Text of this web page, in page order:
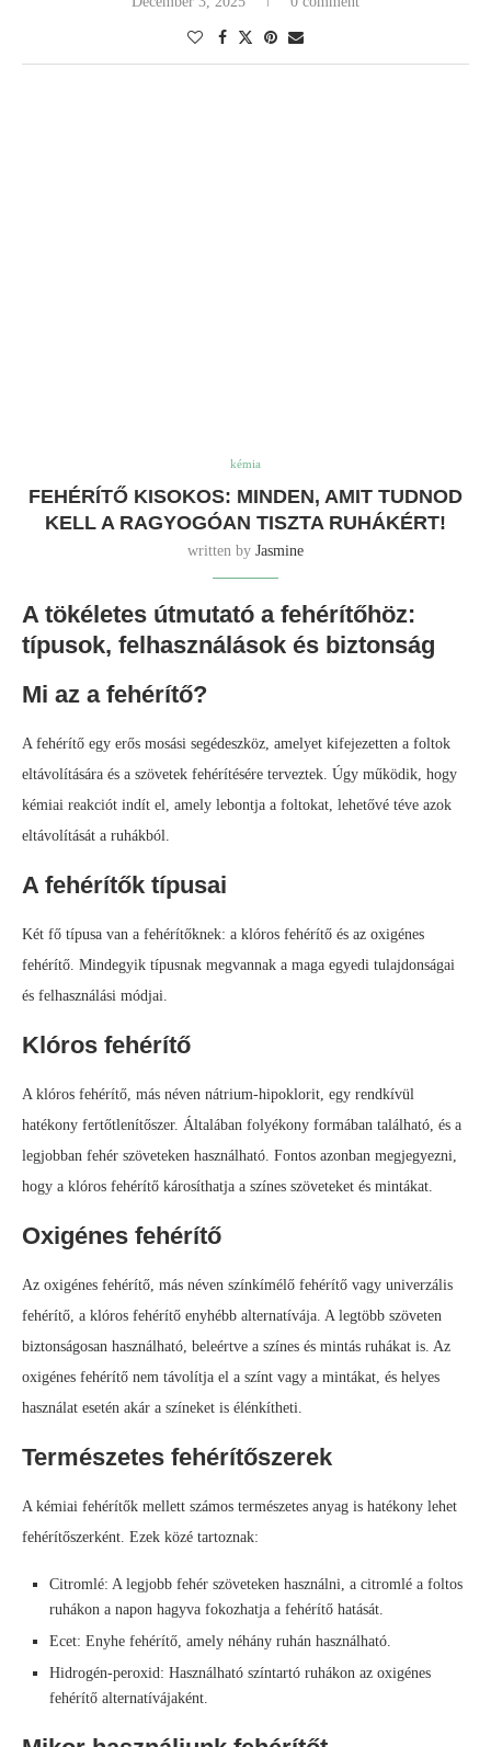
kémia
FEHÉRÍTŐ KISOKOS: MINDEN, AMIT TUDNOD
KELL A RAGYOGÓAN TISZTA RUHÁKÉRT!
written by Jasmine
A tökéletes útmutató a fehérítőhöz:
típusok, felhasználások és biztonság
Mi az a fehérítő?
A fehérítő egy erős mosási segédeszköz, amelyet kifejezetten a foltok
eltávolítására és a szövetek fehérítésére terveztek. Úgy működik, hogy
kémiai reakciót indít el, amely lebontja a foltokat, lehetővé téve azok
eltávolítását a ruhákból.
A fehérítők típusai
Két fő típusa van a fehérítőknek: a klóros fehérítő és az oxigénes
fehérítő. Mindegyik típusnak megvannak a maga egyedi tulajdonságai
és felhasználási módjai.
Klóros fehérítő
A klóros fehérítő, más néven nátrium-hipoklorit, egy rendkívül
hatékony fertőtlenítőszer. Általában folyékony formában található, és a
legjobban fehér szöveteken használható. Fontos azonban megjegyezni,
hogy a klóros fehérítő károsíthatja a színes szöveteket és mintákat.
Oxigénes fehérítő
Az oxigénes fehérítő, más néven színkímélő fehérítő vagy univerzális
fehérítő, a klóros fehérítő enyhébb alternatívája. A legtöbb szöveten
biztonságosan használható, beleértve a színes és mintás ruhákat is. Az
oxigénes fehérítő nem távolítja el a színt vagy a mintákat, és helyes
használat esetén akár a színeket is élénkítheti.
Természetes fehérítőszerek
A kémiai fehérítők mellett számos természetes anyag is hatékony lehet
fehérítőszerként. Ezek közé tartoznak:
Citromlé: A legjobb fehér szöveteken használni, a citromlé a foltos
ruhákon a napon hagyva fokozhatja a fehérítő hatását.
Ecet: Enyhe fehérítő, amely néhány ruhán használható.
Hidrogén-peroxid: Használható színtartó ruhákon az oxigénes
fehérítő alternatívájaként.